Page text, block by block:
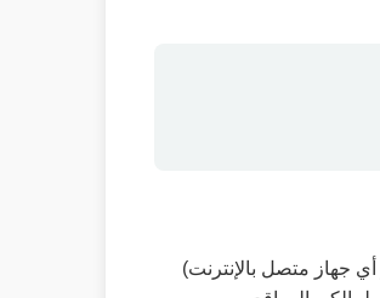
جهاز متصل بالإنترنت)